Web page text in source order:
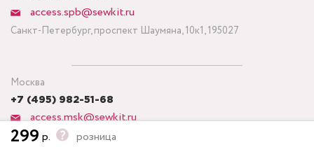
299 р. розница
access.spb@sewkit.ru
Санкт-Петербург, проспект Шаумяна, 10к1, 195027
Москва
+7 (495) 982-51-68
access.msk@sewkit.ru
Москва, Кронштадтский бульвар, дом 7, строение 6, офис 143,